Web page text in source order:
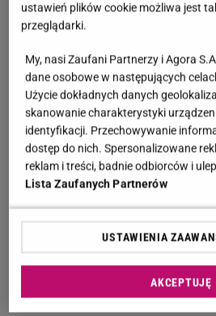
ustawień plików cookie możliwa jest
przeglądarki.
My, nasi Zaufani Partnerzy i Agora
dane osobowe w następujących
Użycie dokładnych danych
skanowanie charakterystyki
identyfikacji. Przechowywanie
dostęp do nich. Spersonalizowane
reklam i treści, badnie odbiorców i
Lista Zaufanych Partnerów
USTAWIENIA
AKCEPTUJĘ